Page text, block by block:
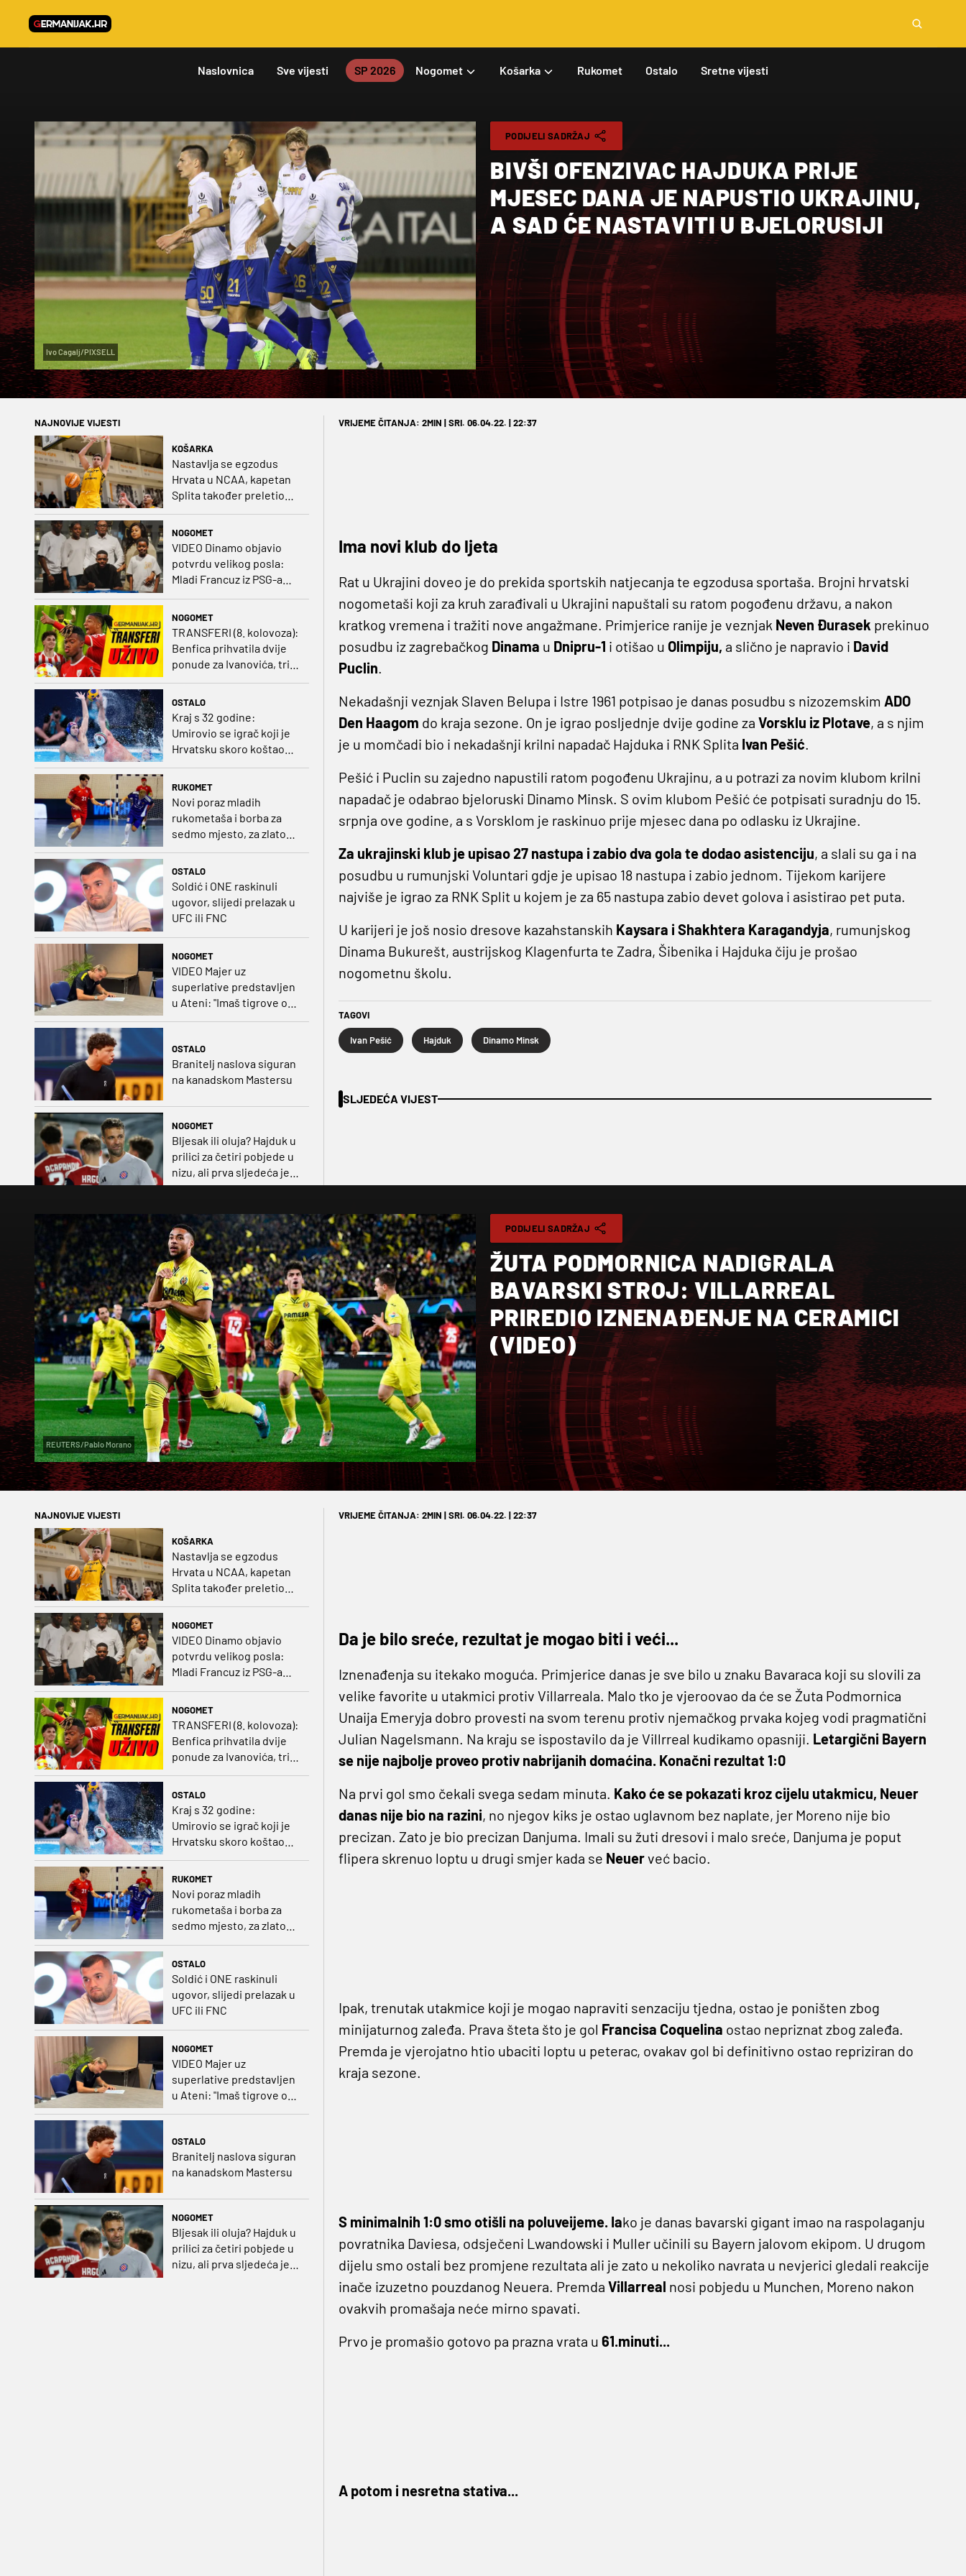
Naslovnica Sve vijesti SP 2026 Nogomet Košarka Rukomet Ostalo Sretne vijesti
Ivo Cagalj/PIXSELL
PODIJELI SADRŽAJ
BIVŠI OFENZIVAC HAJDUKA PRIJE
MJESEC DANA JE NAPUSTIO UKRAJINU,
A SAD ĆE NASTAVITI U BJELORUSIJI
NAJNOVIJE VIJESTI
KOŠARKA
Nastavlja se egzodus
Hrvata u NCAA, kapetan
Splita također preletio
NOGOMET
VIDEO Dinamo objavio
potvrdu velikog posla:
Mladi Francuz iz PSG-a
NOGOMET
TRANSFERI (8. kolovoza):
Benfica prihvatila dvije
ponude za Ivanovića, tri
kluba u borbi za potpis
OSTALO
Kraj s 32 godine:
Umirovio se igrač koji je
Hrvatsku skoro koštao
svjetskog zlata
RUKOMET
Novi poraz mladih
rukometaša i borba za
sedmo mjesto, za zlato
OSTALO
Soldić i ONE raskinuli
ugovor, slijedi prelazak u
UFC ili FNC
NOGOMET
VIDEO Majer uz
superlative predstavljen
u Ateni: "Imaš tigrove oči,
vrlo si inteligentan"
OSTALO
Branitelj naslova siguran
na kanadskom Mastersu
NOGOMET
Bljesak ili oluja? Hajduk u
prilici za četiri pobjede u
nizu, ali prva sljedeća je
najvažnija
VRIJEME ČITANJA: 2MIN | SRI. 06.04.22. | 22:37
Ima novi klub do ljeta
Rat u Ukrajini doveo je do prekida sportskih natjecanja te egzodusa sportaša. Brojni hrvatski
nogometaši koji za kruh zarađivali u Ukrajini napuštali su ratom pogođenu državu, a nakon
kratkog vremena i tražiti nove angažmane. Primjerice ranije je veznjak Neven Đurasek prekinuo
posudbu iz zagrebačkog Dinama u Dnipru-1 i otišao u Olimpiju, a slično je napravio i David
Puclin.
Nekadašnji veznjak Slaven Belupa i Istre 1961 potpisao je danas posudbu s nizozemskim ADO
Den Haagom do kraja sezone. On je igrao posljednje dvije godine za Vorsklu iz Plotave, a s njim
je u momčadi bio i nekadašnji krilni napadač Hajduka i RNK Splita Ivan Pešić.
Pešić i Puclin su zajedno napustili ratom pogođenu Ukrajinu, a u potrazi za novim klubom krilni
napadač je odabrao bjeloruski Dinamo Minsk. S ovim klubom Pešić će potpisati suradnju do 15.
srpnja ove godine, a s Vorsklom je raskinuo prije mjesec dana po odlasku iz Ukrajine.
Za ukrajinski klub je upisao 27 nastupa i zabio dva gola te dodao asistenciju, a slali su ga i na
posudbu u rumunjski Voluntari gdje je upisao 18 nastupa i zabio jednom. Tijekom karijere
najviše je igrao za RNK Split u kojem je za 65 nastupa zabio devet golova i asistirao pet puta.
U karijeri je još nosio dresove kazahstanskih Kaysara i Shakhtera Karagandyja, rumunjskog
Dinama Bukurešt, austrijskog Klagenfurta te Zadra, Šibenika i Hajduka čiju je prošao
nogometnu školu.
TAGOVI
Ivan Pešić Hajduk Dinamo Minsk
SLJEDEĆA VIJEST
REUTERS/Pablo Morano
PODIJELI SADRŽAJ
ŽUTA PODMORNICA NADIGRALA
BAVARSKI STROJ: VILLARREAL
PRIREDIO IZNENAĐENJE NA CERAMICI
(VIDEO)
NAJNOVIJE VIJESTI
KOŠARKA
Nastavlja se egzodus
Hrvata u NCAA, kapetan
Splita također preletio
NOGOMET
VIDEO Dinamo objavio
potvrdu velikog posla:
Mladi Francuz iz PSG-a
NOGOMET
TRANSFERI (8. kolovoza):
Benfica prihvatila dvije
ponude za Ivanovića, tri
kluba u borbi za potpis
OSTALO
Kraj s 32 godine:
Umirovio se igrač koji je
Hrvatsku skoro koštao
RUKOMET
Novi poraz mladih
rukometaša i borba za
sedmo mjesto, za zlato
OSTALO
Soldić i ONE raskinuli
ugovor, slijedi prelazak u
UFC ili FNC
NOGOMET
VIDEO Majer uz
superlative predstavljen
u Ateni: "Imaš tigrove oči,
vrlo si inteligentan"
OSTALO
Branitelj naslova siguran
na kanadskom Mastersu
NOGOMET
Bljesak ili oluja? Hajduk u
prilici za četiri pobjede u
nizu, ali prva sljedeća je
VRIJEME ČITANJA: 2MIN | SRI. 06.04.22. | 22:37
Da je bilo sreće, rezultat je mogao biti i veći...
Iznenađenja su itekako moguća. Primjerice danas je sve bilo u znaku Bavaraca koji su slovili za
velike favorite u utakmici protiv Villarreala. Malo tko je vjeroovao da će se Žuta Podmornica
Unaija Emeryja dobro provesti na svom terenu protiv njemačkog prvaka kojeg vodi pragmatični
Julian Nagelsmann. Na kraju se ispostavilo da je Villrreal kudikamo opasniji. Letargični Bayern
se nije najbolje proveo protiv nabrijanih domaćina. Konačni rezultat 1:0
Na prvi gol smo čekali svega sedam minuta. Kako će se pokazati kroz cijelu utakmicu, Neuer
danas nije bio na razini, no njegov kiks je ostao uglavnom bez naplate, jer Moreno nije bio
precizan. Zato je bio precizan Danjuma. Imali su žuti dresovi i malo sreće, Danjuma je poput
flipera skrenuo loptu u drugi smjer kada se Neuerveć bacio.
Ipak, trenutak utakmice koji je mogao napraviti senzaciju tjedna, ostao je poništen zbog
minijaturnog zaleđa. Prava šteta što je gol Francisa Coquelina ostao nepriznat zbog zaleđa.
Premda je vjerojatno htio ubaciti loptu u peterac, ovakav gol bi definitivno ostao repriziran do
kraja sezone.
S minimalnih 1:0 smo otišli na poluveijeme. Iako je danas bavarski gigant imao na raspolaganju
povratnika Daviesa, odsječeni Lwandowski i Muller učinili su Bayern jalovom ekipom. U drugom
dijelu smo ostali bez promjene rezultata ali je zato u nekoliko navrata u nevjerici gledali reakcije
inače izuzetno pouzdanog Neuera. Premda Villarreal nosi pobjedu u Munchen, Moreno nakon
ovakvih promašaja neće mirno spavati.
Prvo je promašio gotovo pa prazna vrata u 61.minuti...
A potom i nesretna stativa...